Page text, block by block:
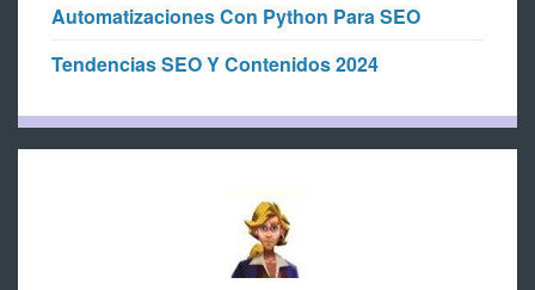
Automatizaciones Con Python Para SEO
Tendencias SEO Y Contenidos 2024